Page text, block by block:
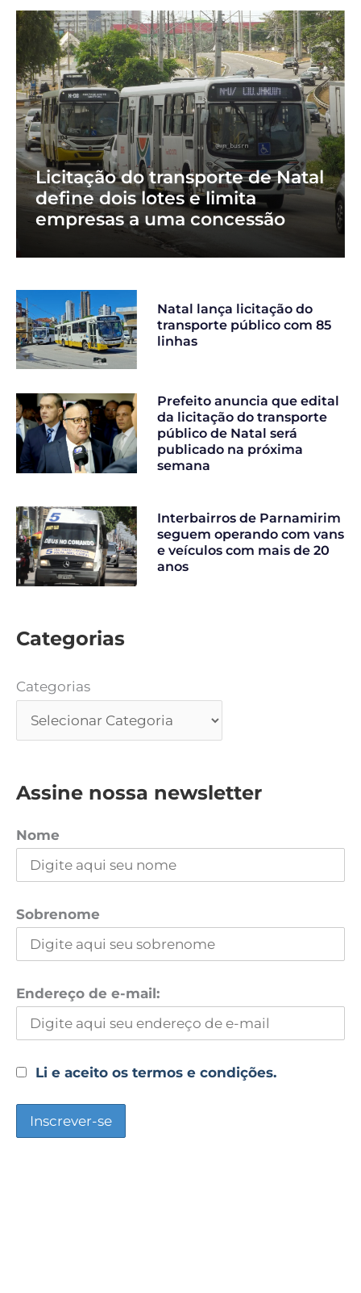
Licitação do transporte de Natal
define dois lotes e limita
empresas a uma concessão
Natal lança licitação do
transporte público com 85
linhas
Prefeito anuncia que edital
da licitação do transporte
público de Natal será
publicado na próxima
semana
Interbairros de Parnamirim
seguem operando com vans
e veículos com mais de 20
anos
Categorias
Categorias
Assine nossa newsletter
Nome
Sobrenome
Endereço de e-mail:
Li e aceito os termos e condições.